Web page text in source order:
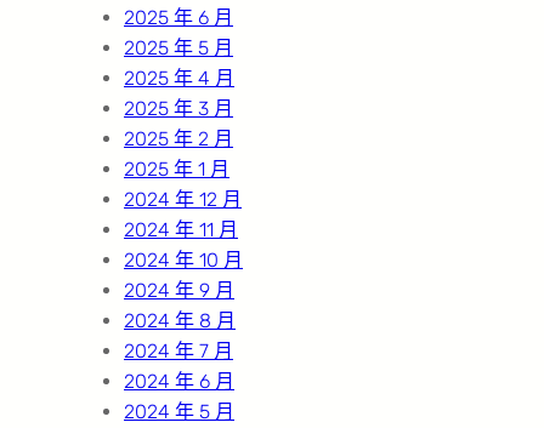
2025 年 6 月
2025 年 5 月
2025 年 4 月
2025 年 3 月
2025 年 2 月
2025 年 1 月
2024 年 12 月
2024 年 11 月
2024 年 10 月
2024 年 9 月
2024 年 8 月
2024 年 7 月
2024 年 6 月
2024 年 5 月